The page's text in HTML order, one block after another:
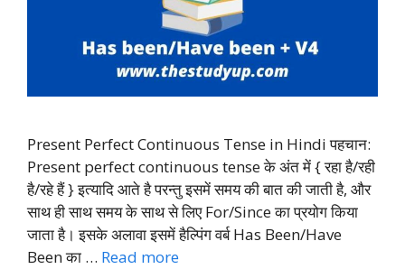
Present Perfect Continuous Tense in Hindi पहचान:
Present perfect continuous tense के अंत में { रहा है/रही
है/रहे हैं } इत्यादि आते है परन्तु इसमें समय की बात की जाती है, और
साथ ही साथ समय के साथ से लिए For/Since का प्रयोग किया
जाता है। इसके अलावा इसमें हैल्पिंग वर्ब Has Been/Have
Been का … Read more